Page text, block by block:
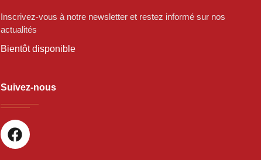
Inscrivez-vous à notre newsletter et restez informé sur nos
actualités
Bientôt disponible
Suivez-nous